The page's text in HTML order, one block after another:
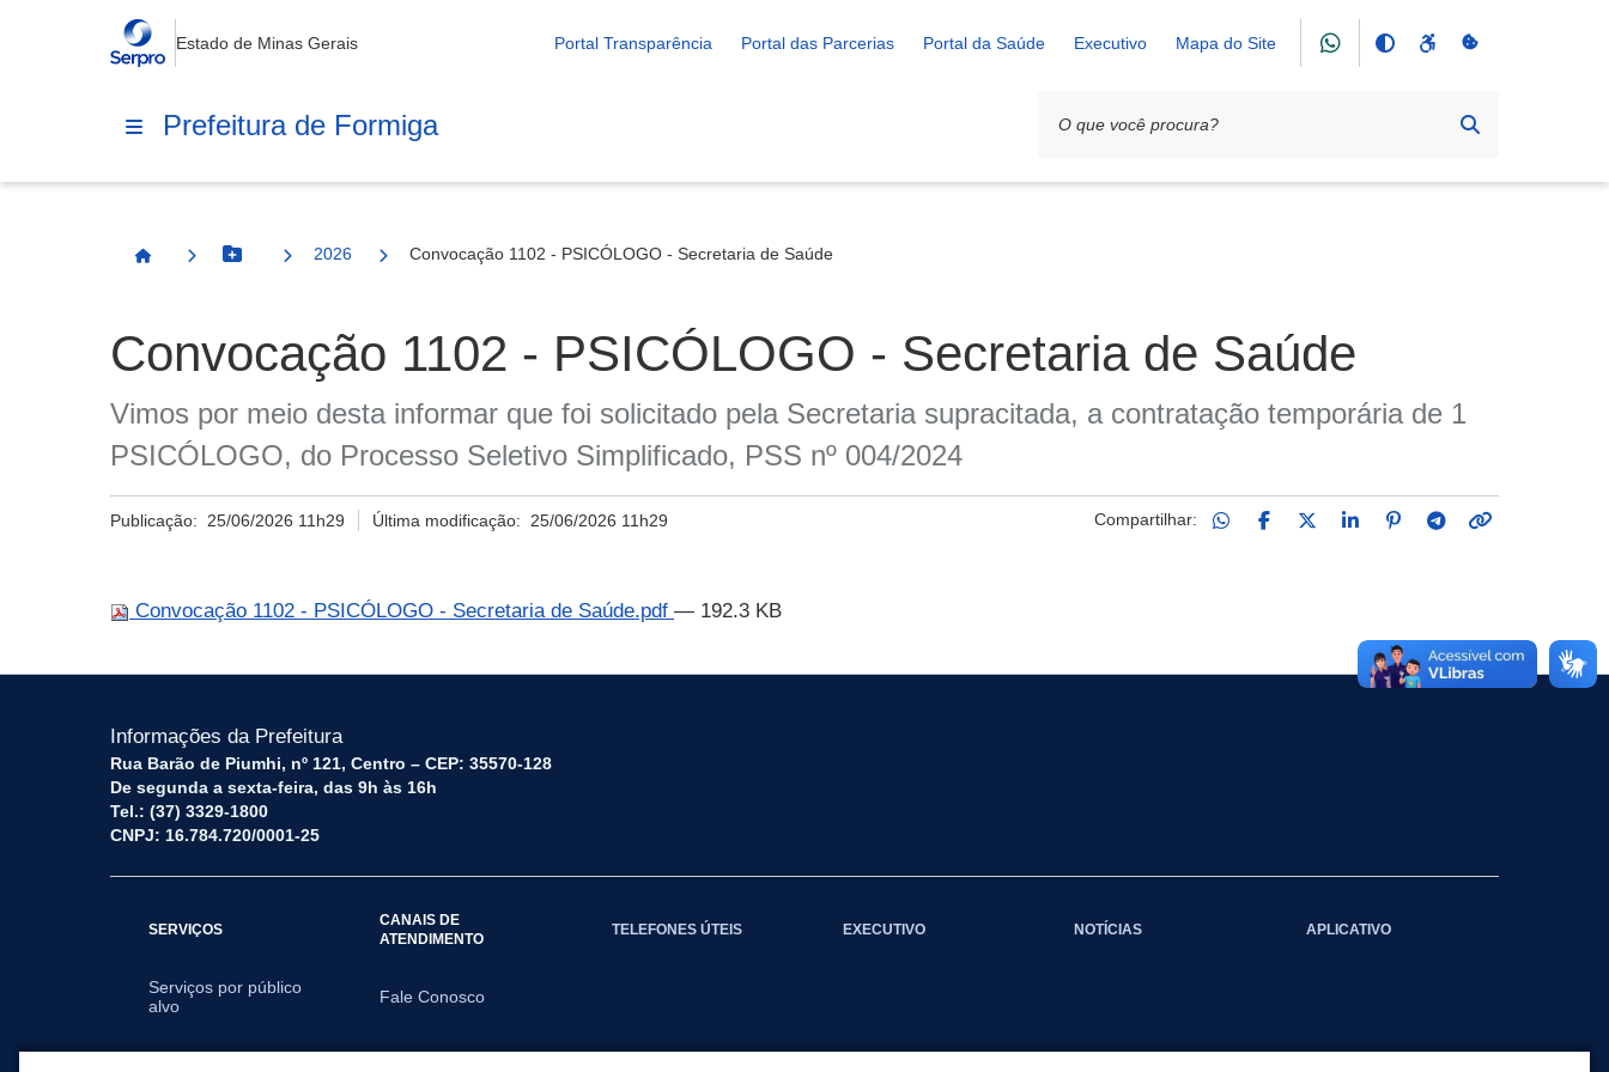
Estado de Minas Gerais Portal Transparência Portal das Parcerias Portal da Saúde Executivo Mapa do Site
Prefeitura de Formiga
Página InicialBotão Menu
2026 Convocação 1102 - PSICÓLOGO - Secretaria de Saúde
Convocação 1102 - PSICÓLOGO - Secretaria de Saúde
Vimos por meio desta informar que foi solicitado pela Secretaria supracitada, a contratação temporária de 1
PSICÓLOGO, do Processo Seletivo Simplificado, PSS nº 004/2024
Publicação: 25/06/2026 11h29 Última modificação: 25/06/2026 11h29 Compartilhar:
Convocação 1102 - PSICÓLOGO - Secretaria de Saúde.pdf — 192.3 KB
Informações da Prefeitura
Rua Barão de Piumhi, nº 121, Centro – CEP: 35570-128
De segunda a sexta-feira, das 9h às 16h
Tel.: (37) 3329-1800
CNPJ: 16.784.720/0001-25
SERVIÇOS
Serviços por público
alvo
CANAIS DE
ATENDIMENTO
Fale Conosco
TELEFONES ÚTEIS EXECUTIVO NOTÍCIAS APLICATIVO